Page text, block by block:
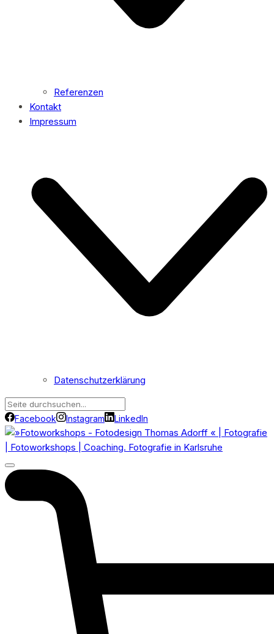
Referenzen
Kontakt
Impressum
Datenschutzerklärung
Facebook Instagram LinkedIn